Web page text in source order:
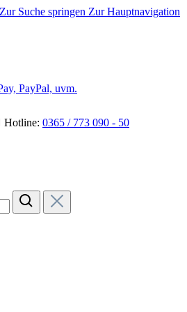
Zur Suche springen Zur Hauptnavigation
PayPal, uvm.
Hotline: 0365 / 773 090 - 50